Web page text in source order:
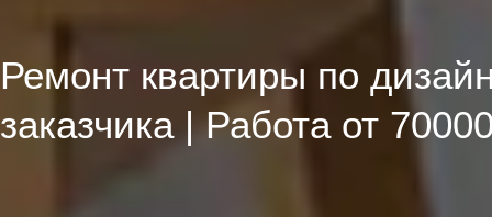
Ремонт квартиры по
заказчика | Работа от